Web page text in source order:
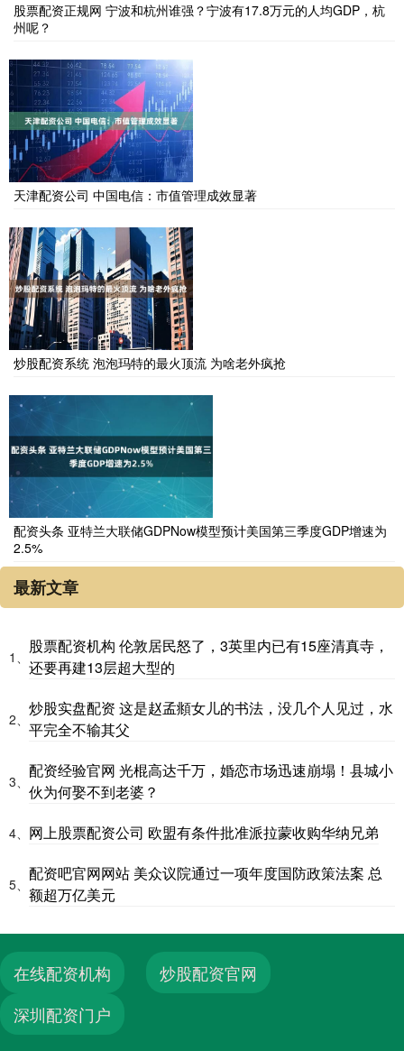
股票配资正规网 宁波和杭州谁强？宁波有17.8万元的人均GDP，杭
州呢？
天津配资公司 中国电信：市值管理成效显著
炒股配资系统 泡泡玛特的最火顶流 为啥老外疯抢
配资头条 亚特兰大联储GDPNow模型预计美国第三季度GDP增速为
2.5%
最新文章
1、
股票配资机构 伦敦居民怒了，3英里内已有15座清真寺，
还要再建13层超大型的
2、
炒股实盘配资 这是赵孟頫女儿的书法，没几个人见过，水
平完全不输其父
3、
配资经验官网 光棍高达千万，婚恋市场迅速崩塌！县城小
伙为何娶不到老婆？
4、 网上股票配资公司 欧盟有条件批准派拉蒙收购华纳兄弟
5、
配资吧官网网站 美众议院通过一项年度国防政策法案 总
额超万亿美元
在线配资机构
炒股配资官网
深圳配资门户